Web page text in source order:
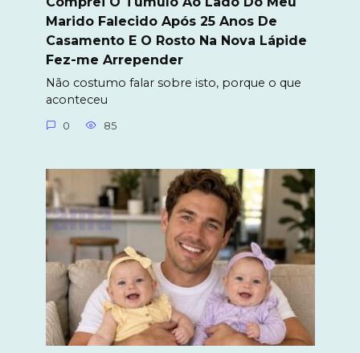
Marido Falecido Após 25 Anos De
Casamento E O Rosto Na Nova Lápide
Fez-me Arrepender
Não costumo falar sobre isto, porque o que
aconteceu
0 85